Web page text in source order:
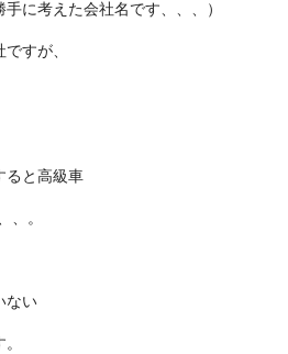
に考えた会社名です、、、）
すが、
ると高級車
、。
ない